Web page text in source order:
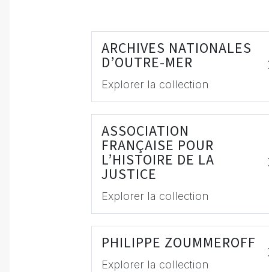
ARCHIVES NATIONALES
D’OUTRE-MER
Explorer la collection
ASSOCIATION
FRANÇAISE POUR
L’HISTOIRE DE LA
JUSTICE
Explorer la collection
PHILIPPE ZOUMMEROFF
Explorer la collection